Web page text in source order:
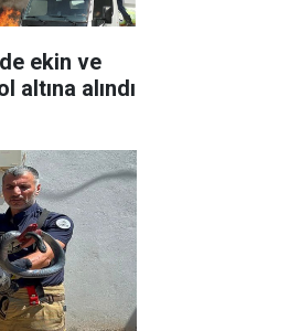
ekin ve
altına alındı